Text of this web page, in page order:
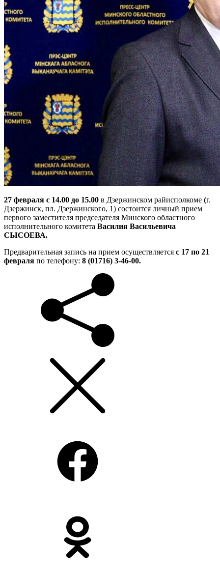
27 февраля с 14.00 до 15.00 в Дзержинском райисполкоме (г.
Дзержинск, пл. Дзержинского, 1) состоится личный прием
первого заместителя председателя Минского областного
исполнительного комитета Василия Васильевича
СЫСОЕВА.
Предварительная запись на прием осуществляется с 17 по 21
февраля по телефону: 8 (01716) 3-46-00.